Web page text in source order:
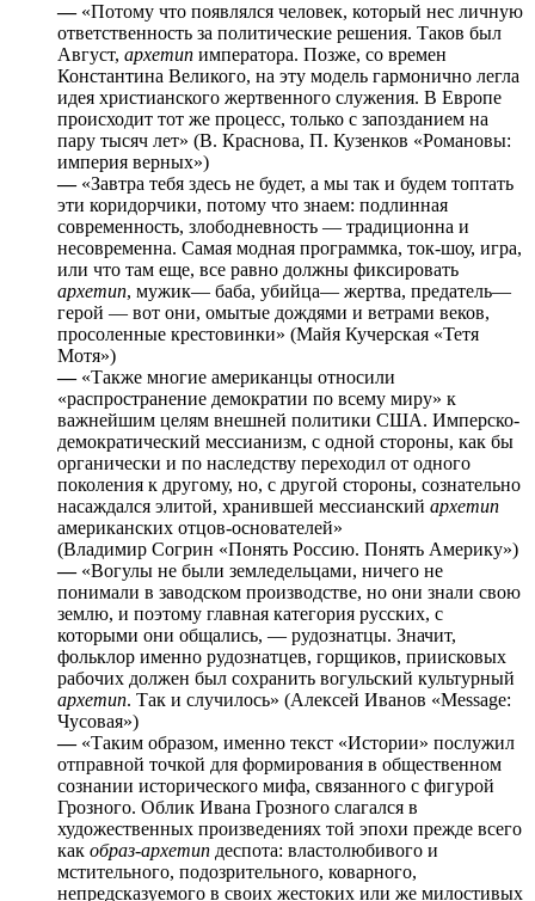
—«Потому что появлялся человек, который нес личную
ответственность за политические решения. Таков был
Август, архетип императора. Позже, со времен
Константина Великого, на эту модель гармонично легла
идея христианского жертвенного служения. В Европе
происходит тот же процесс, только с запозданием на
пару тысяч лет» (В. Краснова, П. Кузенков «Романовы:
империя верных»)
—«Завтра тебя здесь не будет, а мы так и будем топтать
эти коридорчики, потому что знаем: подлинная
современность, злободневность — традиционна и
несовременна. Самая модная программка, ток-шоу, игра,
или что там еще, все равно должны фиксировать
архетип, мужик— баба, убийца— жертва, предатель—
герой — вот они, омытые дождями и ветрами веков,
просоленные крестовинки» (Майя Кучерская «Тетя
Мотя»)
—«Также многие американцы относили
«распространение демократии по всему миру» к
важнейшим целям внешней политики США. Имперско-
демократический мессианизм, с одной стороны, как бы
органически и по наследству переходил от одного
поколения к другому, но, с другой стороны, сознательно
насаждался элитой, хранившей мессианский архетип
американских отцов-основателей»
(Владимир Согрин «Понять Россию. Понять Америку»)
—«Вогулы не были земледельцами, ничего не
понимали в заводском производстве, но они знали свою
землю, и поэтому главная категория русских, с
которыми они общались, ― рудознатцы. Значит,
фольклор именно рудознатцев, горщиков, приисковых
рабочих должен был сохранить вогульский культурный
архетип. Так и случилось» (Алексей Иванов «Message:
Чусовая»)
—«Таким образом, именно текст «Истории» послужил
отправной точкой для формирования в общественном
сознании исторического мифа, связанного с фигурой
Грозного. Облик Ивана Грозного слагался в
художественных произведениях той эпохи прежде всего
как образ-архетип деспота: властолюбивого и
мстительного, подозрительного, коварного,
непредсказуемого в своих жестоких или же милостивых